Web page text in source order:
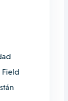
Field